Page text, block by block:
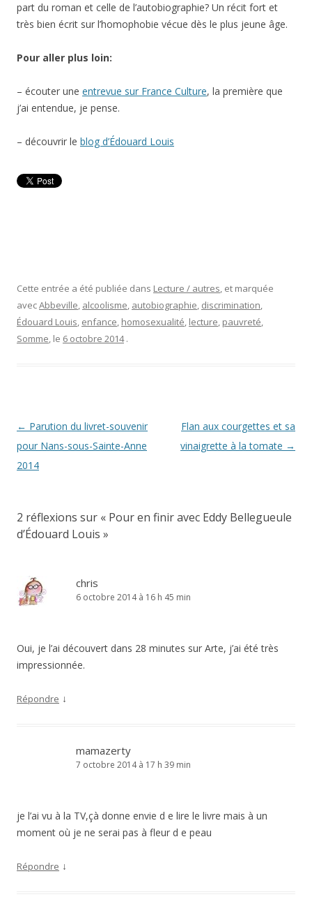
part du roman et celle de l’autobiographie? Un récit fort et
très bien écrit sur l’homophobie vécue dès le plus jeune âge.
Pour aller plus loin:
– écouter une entrevue sur France Culture, la première que
j’ai entendue, je pense.
– découvrir le blog d’Édouard Louis
Cette entrée a été publiée dans Lecture / autres, et marquée
avecAbbeville, alcoolisme, autobiographie, discrimination,
Édouard Louis, enfance, homosexualité, lecture, pauvreté,
Somme, le 6 octobre 2014 .
Navigation
des
articles
← Parution du livret-souvenir
pour Nans-sous-Sainte-Anne
2014
Flan aux courgettes et sa
vinaigrette à la tomate →
2 réflexions sur « Pour en finir avec Eddy Bellegueule
d’Édouard Louis »
chris
6 octobre 2014 à 16 h 45 min
Oui, je l’ai découvert dans 28 minutes sur Arte, j’ai été très
impressionnée.
Répondre ↓
mamazerty
7 octobre 2014 à 17 h 39 min
je l’ai vu à la TV,çà donne envie d e lire le livre mais à un
moment où je ne serai pas à fleur d e peau
Répondre ↓